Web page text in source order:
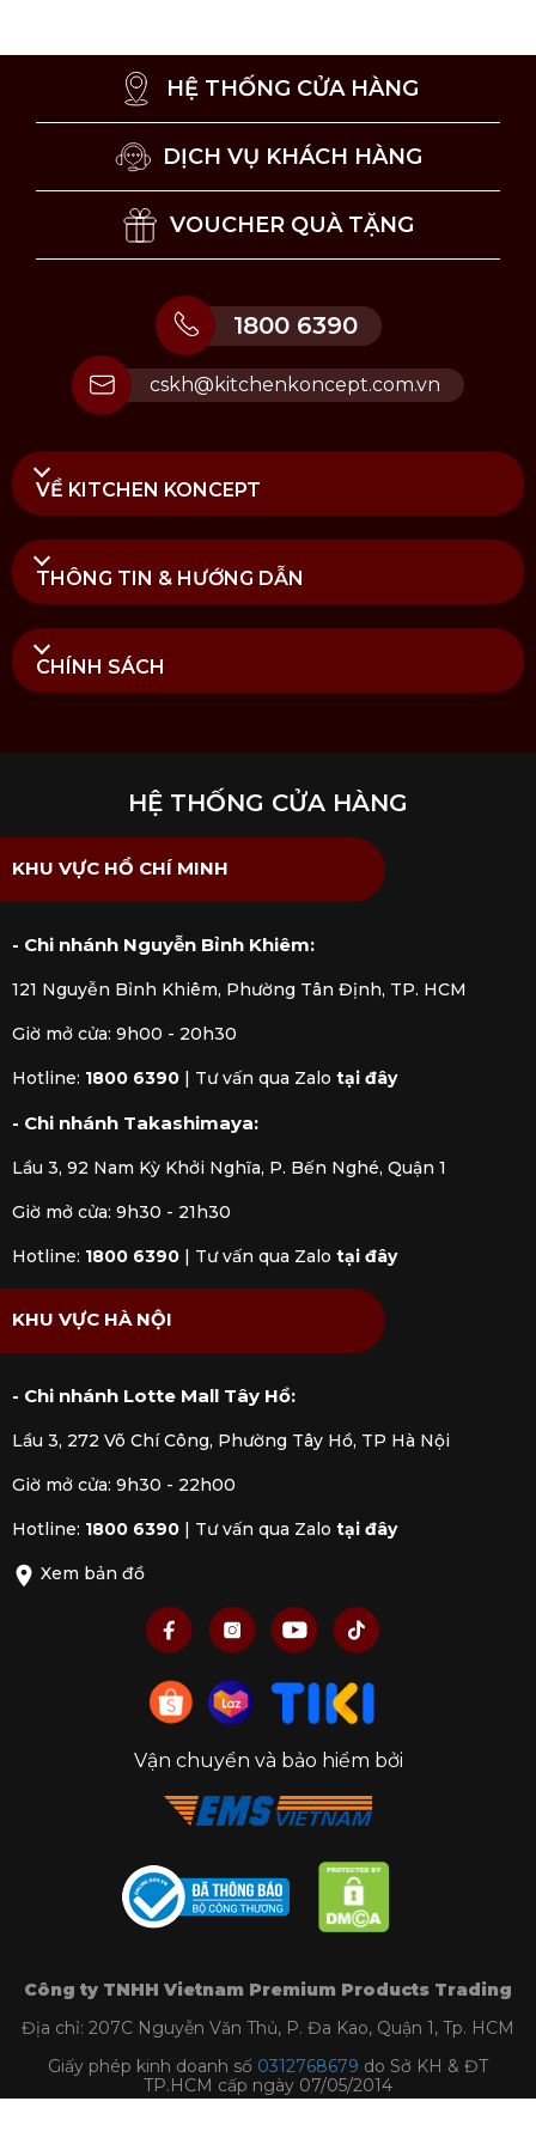
quy, được trang trí theo sở thích cá nhân của
Nạp xi lanh một lần cho phép bạn chuẩn bị tới
20-25 chiếc bánh quy lớn hoặc 35-40 chiếc nhỏ.
Chỉ cần đặt Bánh quy trực tiếp trên khay nướng
và hạ cần gạt xuống để bánh quy có hình dạng
Vệ sinh & bảo quản:
Vệ sinh sản phẩm bằng tay.
Sau khi vệ sinh, lau khô sản phẩm bằng khăn
mềm.
cụ làm bánh quy - phụ kiện làm mì MARCATO
các cơ quan chức năng. Mua hàng tại Kitchen
Koncept khách hàng sẽ yên tâm khi nhận được đầy
đủ chế độ bảo hành và dịch vụ hậu mãi chúng tôi
HỆ THỐNG CỬA HÀNG
DỊCH VỤ KHÁCH HÀNG
VOUCHER QUÀ TẶNG
1800 6390
cskh@kitchenkoncept.com.vn
VỀ KITCHEN KONCEPT
THÔNG TIN & HƯỚNG DẪN
CHÍNH SÁCH
HỆ THỐNG CỬA HÀNG
KHU VỰC HỒ CHÍ MINH
- Chi nhánh Nguyễn Bỉnh Khiêm:
121 Nguyễn Bỉnh Khiêm, Phường Tân Định, TP. HCM
Giờ mở cửa: 9h00 - 20h30
Hotline: 1800 6390 Tư vấn qua Zalo tại đây
- Chi nhánh Takashimaya:
Lầu 3, 92 Nam Kỳ Khởi Nghĩa, P. Bến Nghé, Quận 1
Giờ mở cửa: 9h30 - 21h30
Hotline: 1800 6390 Tư vấn qua Zalo tại đây
KHU VỰC HÀ NỘI
- Chi nhánh Lotte Mall Tây Hồ:
Lầu 3, 272 Võ Chí Công, Phường Tây Hồ, TP Hà Nội
Giờ mở cửa: 9h30 - 22h00
Hotline: 1800 6390 Tư vấn qua Zalo tại đây
Xem bản đồ
Vận chuyển và bảo hiểm bởi
Công ty TNHH Vietnam Premium Products Trading
Địa chỉ: 207C Nguyễn Văn Thủ, P. Đa Kao, Quận 1, Tp. HCM
Giấy phép kinh doanh số 0312768679 do Sở KH & ĐT
TP.HCM cấp ngày 07/05/2014